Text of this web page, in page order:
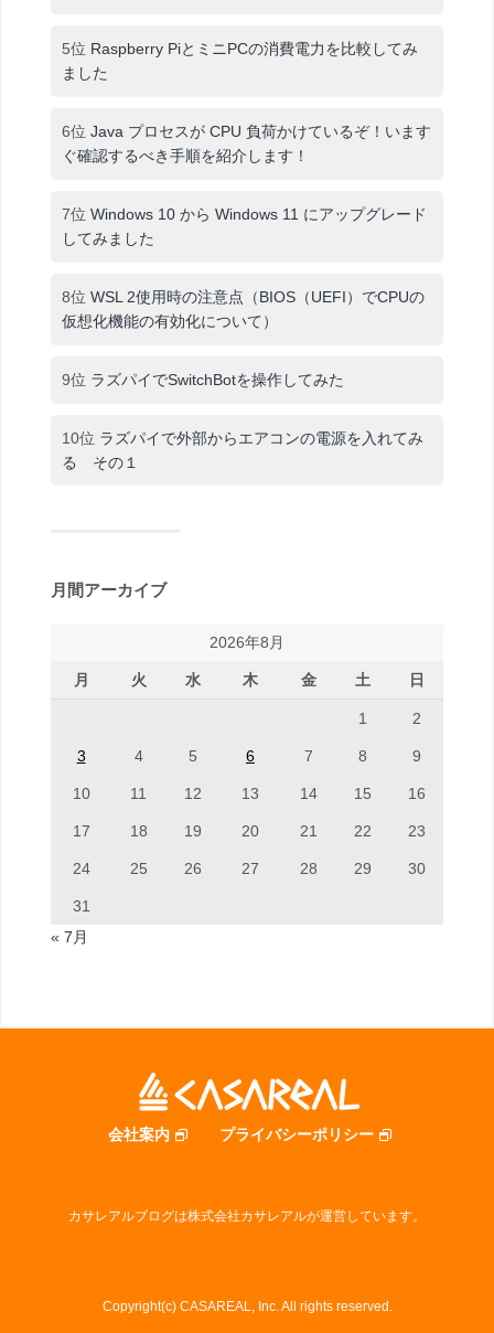
5位 Raspberry PiとミニPCの消費電力を比較してみ
ました
6位 Java プロセスが CPU 負荷かけているぞ！います
ぐ確認するべき手順を紹介します！
7位 Windows 10 から Windows 11 にアップグレード
してみました
8位 WSL 2使用時の注意点（BIOS（UEFI）でCPUの
仮想化機能の有効化について）
9位 ラズパイでSwitchBotを操作してみた
10位 ラズパイで外部からエアコンの電源を入れてみ
る その１
月間アーカイブ
2026年8月
月 火 水 木 金 土 日
1 2
3 4 5 6 7 8 9
10 11 12 13 14 15 16
17 18 19 20 21 22 23
24 25 26 27 28 29 30
31
« 7月
会社案内 プライバシーポリシー
カサレアルブログは株式会社カサレアルが運営しています。
Copyright(c) CASAREAL, Inc. All rights reserved.